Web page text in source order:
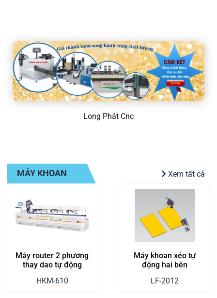
Long Phát Cnc
MÁY KHOAN Xem tất cả
Máy router 2 phương
thay dao tự động
HKM-610
Máy khoan xéo tự
động hai bên
LF-2012